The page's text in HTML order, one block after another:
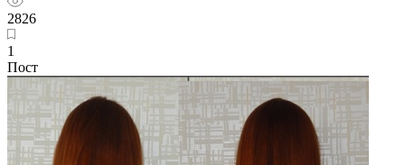
2826
1
Пост